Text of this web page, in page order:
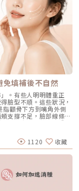
的保養方法 私密部位保
避免使用粗糙材質 培養
業醫師進行雷射除毛
私自清洗陰道內部 避免
讀：擺脫炸毛窘境！私
要提醒大家，醫療並非
作為消費者應該謹慎選
部位。（圖／芯漾皮膚
脂肪的聚集地／小腹、
肪」，即使瘦削體型者
由於這個區域的脂肪代
脂肪仍頑強存在。若想
部肥厚皮下脂肪，打造
位／大腿內側外側、手
袖、副乳區域，常讓人
重成功，線條仍可能顯
改善鬆弛，精準塑造理
現在骨感已經不是世人
蜜桃臀、微笑線展現健
弛，缺乏支撐力，即使
效減少臀部多餘脂肪，
有用嗎？這些部位適合
人會選擇直接採用醫美
膚科也引進了多台體雕
力，提供不同治療需
膚科暨醫學美容中心-
（酷塑冷凍減脂）
用脂肪細胞不耐冷的特
作用於脂肪細胞，使其
據臨床研究顯示，Elite
度，最高甚至可減少高
塑冷凍減脂具有很顯
如：小腹、腰間肉、馬
免填補後不自然
。有些人明明體重正
臉型不順。這些狀況，
顴骨下方到嘴角外側
支撐不足，臉部線條就
來更突出，甚至加重法
起來較瘦削、骨感，並
凹就補哪裡」這麼簡
的體積流失？還是因為
善有限，還可能越補越
瘦而已想改善臉頰凹
是怎麼形成的。常見原
天生顴骨比較明顯、臉
大，也容易出現兩頰凹
臉型本身就比較「骨
1120 收藏